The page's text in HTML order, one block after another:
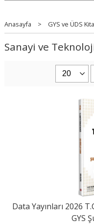
Anasayfa > GYS ve ÜDS
Sanayi ve
Data Yayınları 2026
GYS